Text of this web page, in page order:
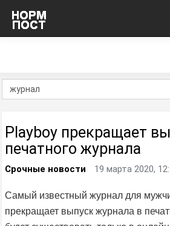
Playboy прекращает
печатного журнала
Срочные новости 19 марта 2020,
Самый известный журнал для
прекращает выпуск журнала в